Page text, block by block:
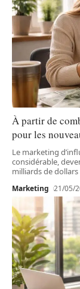
À partir de
pour les
Le marketing
considérable,
milliards de dollars
Marketing 21/05/